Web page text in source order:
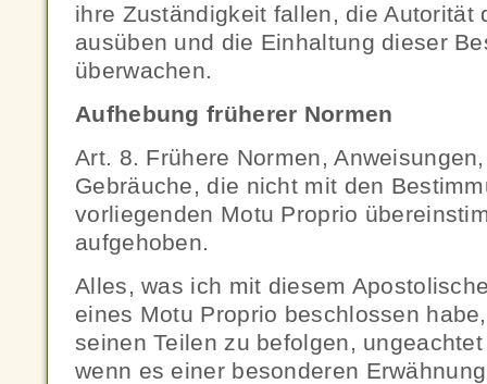
ihre Zuständigkeit fallen, die Autorität
ausüben und die Einhaltung dieser
überwachen.
Aufhebung früherer Normen
Art. 8. Frühere Normen,
Gebräuche, die nicht mit den
vorliegenden Motu Proprio
aufgehoben.
Alles, was ich mit diesem
eines Motu Proprio beschlossen
seinen Teilen zu befolgen,
wenn es einer besonderen